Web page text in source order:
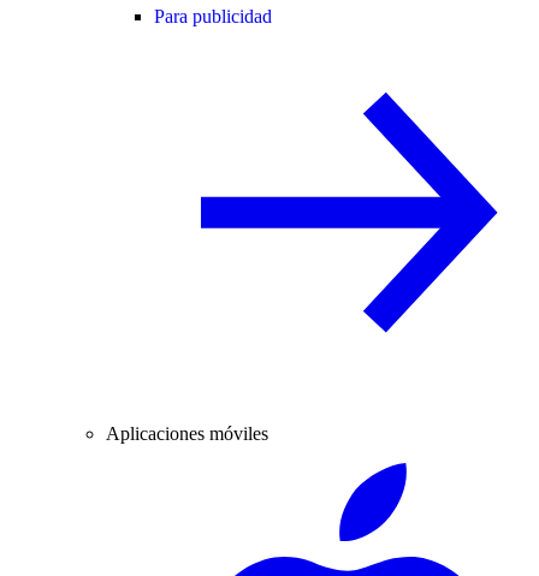
Para publicidad
Aplicaciones móviles